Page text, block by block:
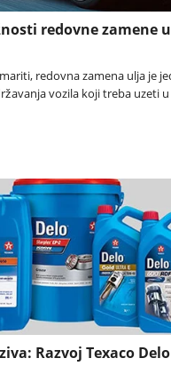
redovne zamene
redovna zamena ulja je
vozila koji treba uzeti
Razvoj Texaco